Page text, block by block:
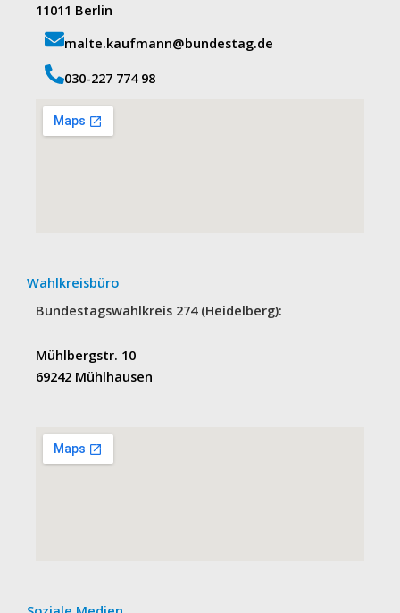
11011 Berlin
malte.kaufmann@bundestag.de
‭030-227 774 98‬
Wahlkreisbüro
Bundestagswahlkreis 274 (Heidelberg):
Mühlbergstr. 10
69242 Mühlhausen